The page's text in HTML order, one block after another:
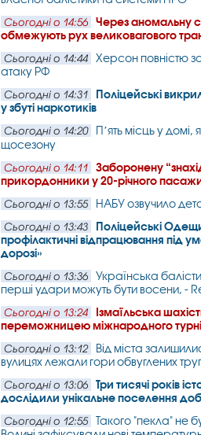
Сьогодні о 14:56
Через аномальну
обмежують рух великовагового
Сьогодні о 14:44
Херсон повністю
атаку РФ
Сьогодні о 14:31
Поліцейські
у збуті наркотиків
Сьогодні о 14:20
Пʼять місць у домі,
щосезону
Сьогодні о 14:11
Заборонену
прикордонники у 20-річного
Сьогодні о 13:55 НАБУ озвучило
Сьогодні о 13:43
Поліцейські
профілактичні відпрацювання під
дорозі»
Сьогодні о 13:36
Українська
перші удари можуть бути восени, -
Сьогодні о 13:24
Ізмаїльська
переможницею міжнародного
Сьогодні о 13:12
Від міста
вулицях лежали гори обвуглених
Сьогодні о 13:06
Три тисячі років
дослідили унікальне поселення
Сьогодні о 12:55
Такого "пекла" не